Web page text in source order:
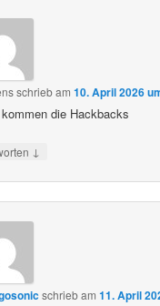
schriebam10. April 2026
die Hackbacks
↓
schriebam11. April